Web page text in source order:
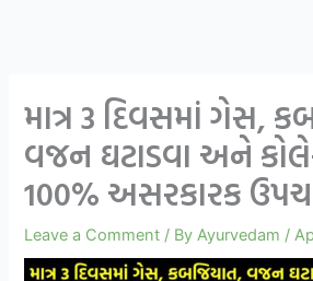
માત્ર 3 દિવસમાં ગેસ,
વજન ઘટાડવા અને
100% અસરકારક
Leave a Comment / ByAyurvedam /